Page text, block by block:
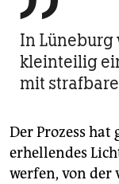
In
kleinteilig
mit
Der Prozess
erhellendes
werfen, von der